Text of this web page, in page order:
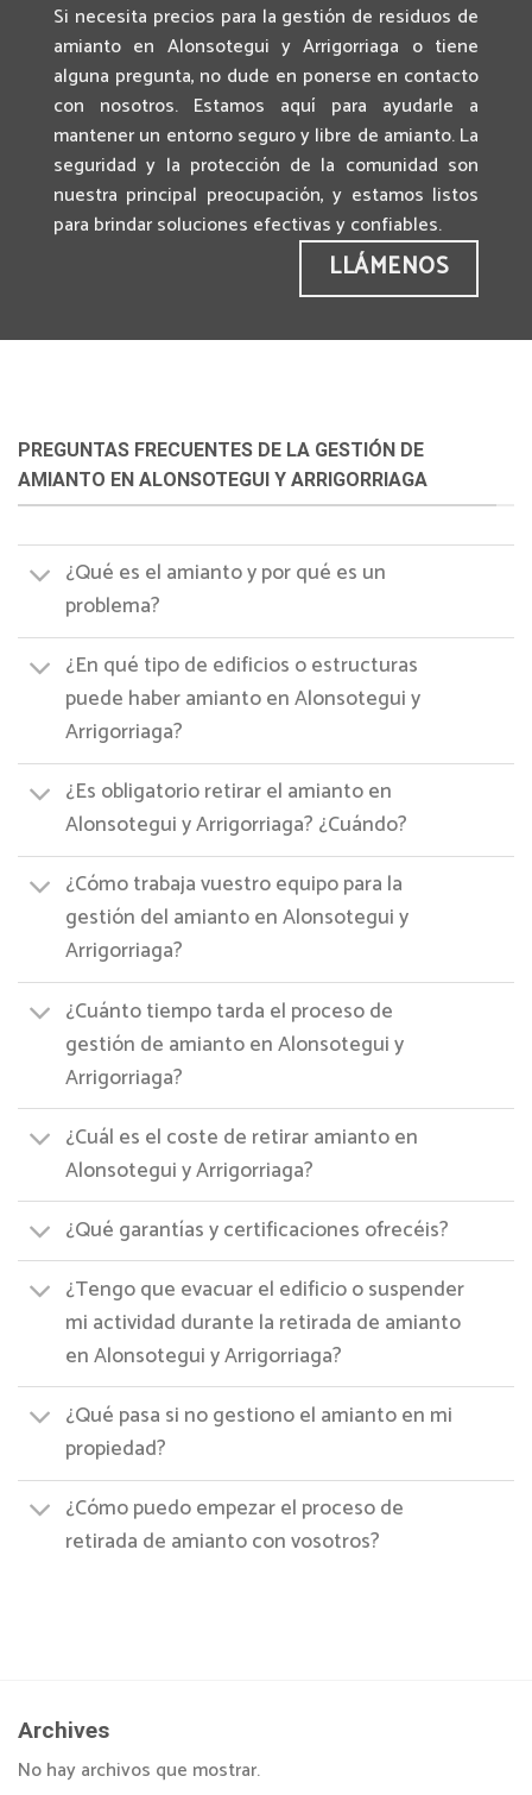
Si necesita precios para la gestión de residuos de
amianto en Alonsotegui y Arrigorriaga o tiene
alguna pregunta, no dude en ponerse en contacto
con nosotros. Estamos aquí para ayudarle a
mantener un entorno seguro y libre de amianto. La
seguridad y la protección de la comunidad son
nuestra principal preocupación, y estamos listos
para brindar soluciones efectivas y confiables.
LLÁMENOS
PREGUNTAS FRECUENTES DE LA GESTIÓN DE
AMIANTO EN ALONSOTEGUI Y ARRIGORRIAGA
¿Qué es el amianto y por qué es un
problema?
¿En qué tipo de edificios o estructuras
puede haber amianto en Alonsotegui y
Arrigorriaga?
¿Es obligatorio retirar el amianto en
Alonsotegui y Arrigorriaga? ¿Cuándo?
¿Cómo trabaja vuestro equipo para la
gestión del amianto en Alonsotegui y
Arrigorriaga?
¿Cuánto tiempo tarda el proceso de
gestión de amianto en Alonsotegui y
Arrigorriaga?
¿Cuál es el coste de retirar amianto en
Alonsotegui y Arrigorriaga?
¿Qué garantías y certificaciones ofrecéis?
¿Tengo que evacuar el edificio o suspender
mi actividad durante la retirada de amianto
en Alonsotegui y Arrigorriaga?
¿Qué pasa si no gestiono el amianto en mi
propiedad?
¿Cómo puedo empezar el proceso de
retirada de amianto con vosotros?
Archives
No hay archivos que mostrar.